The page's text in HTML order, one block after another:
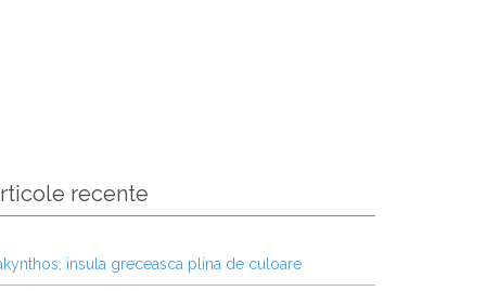
recente
insula greceasca plina de culoare